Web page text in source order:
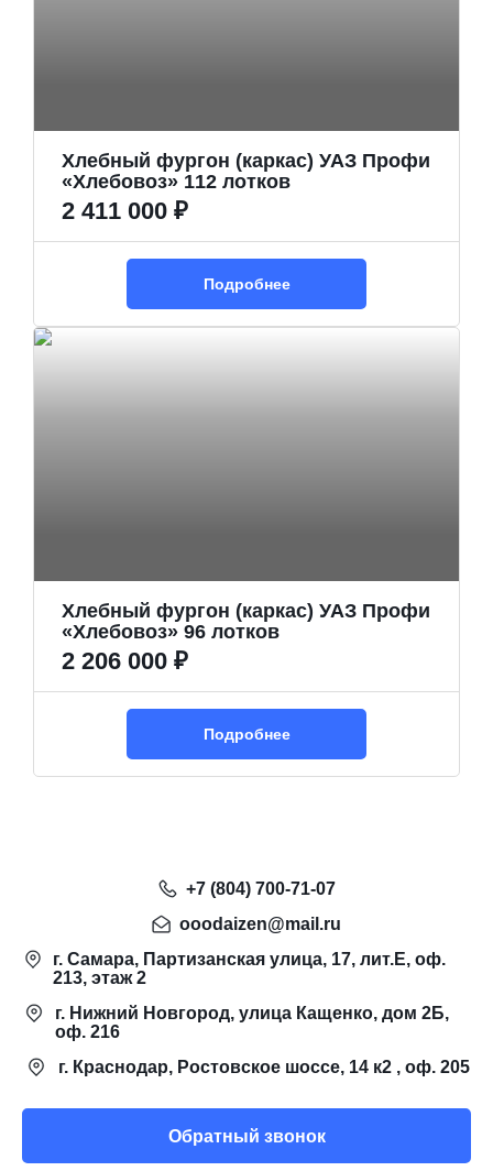
Хлебный фургон (каркас) УАЗ Профи
«Хлебовоз» 112 лотков
2 411 000 ₽
Подробнее
Хлебный фургон (каркас) УАЗ Профи
«Хлебовоз» 96 лотков
2 206 000 ₽
Подробнее
+7 (804) 700-71-07
ooodaizen@mail.ru
г. Самара, Партизанская улица, 17, лит.Е, оф.
213, этаж 2
г. Нижний Новгород, улица Кащенко, дом 2Б,
оф. 216
г. Краснодар, Ростовское шоссе, 14 к2 , оф. 205
Обратный звонок